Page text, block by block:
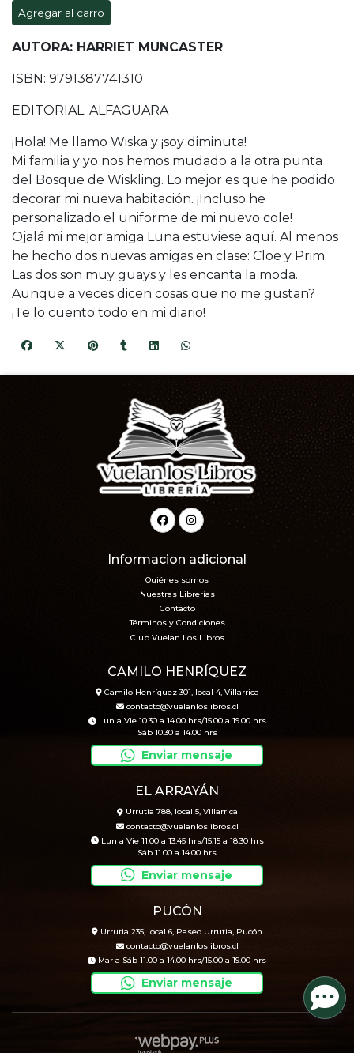
Agregar al carro
AUTORA: HARRIET MUNCASTER
ISBN: 9791387741310
EDITORIAL: ALFAGUARA
¡Hola! Me llamo Wiska y ¡soy diminuta!
Mi familia y yo nos hemos mudado a la otra punta
del Bosque de Wiskling. Lo mejor es que he podido
decorar mi nueva habitación. ¡Incluso he
personalizado el uniforme de mi nuevo cole!
Ojalá mi mejor amiga Luna estuviese aquí. Al menos
he hecho dos nuevas amigas en clase: Cloe y Prim.
Las dos son muy guays y les encanta la moda.
Aunque a veces dicen cosas que no me gustan?
¡Te lo cuento todo en mi diario!
Informacion adicional
Quiénes somos
Nuestras Librerías
Contacto
Términos y Condiciones
Club Vuelan Los Libros
CAMILO HENRÍQUEZ
Camilo Henríquez 301, local 4, Villarrica
contacto@vuelanloslibros.cl
Lun a Vie 10.30 a 14.00 hrs/15.00 a 19.00 hrs
Sáb 10.30 a 14.00 hrs
Enviar mensaje
EL ARRAYÁN
Urrutia 788, local 5, Villarrica
contacto@vuelanloslibros.cl
Lun a Vie 11.00 a 13.45 hrs/15.15 a 18.30 hrs
Sáb 11.00 a 14.00 hrs
Enviar mensaje
PUCÓN
Urrutia 235, local 6, Paseo Urrutia, Pucón
contacto@vuelanloslibros.cl
Mar a Sáb 11.00 a 14.00 hrs/15.00 a 19.00 hrs
Enviar mensaje